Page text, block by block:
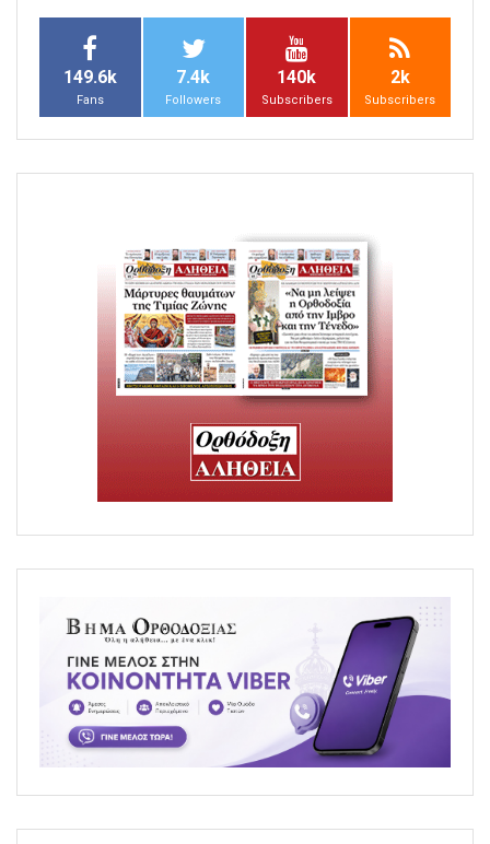
149.6k
Fans
7.4k
Followers
140k
Subscribers
2k
Subscribers